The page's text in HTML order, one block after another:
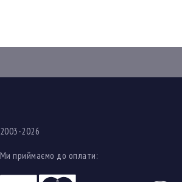
2003-2026
Ми приймаємо до оплати: